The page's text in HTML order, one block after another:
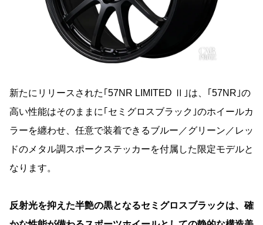
新たにリリースされた｢57NR LIMITED Ⅱ｣は、｢57NR｣の
高い性能はそのままに｢セミグロスブラック｣のホイールカ
ラーを纏わせ、任意で装着できるブルー／グリーン／レッ
ドのメタル調スポークステッカーを付属した限定モデルと
なります。
反射光を抑えた半艶の黒となるセミグロスブラックは、確